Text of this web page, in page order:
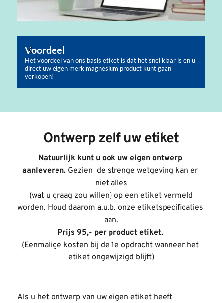
Voordeel
Het voordeel van ons basis etiket is dat het snel klaar is en u
direct uw eigen merk magnesium product kunt gaan
verkopen!
Ontwerp zelf uw etiket
Natuurlijk kunt u ook uw eigen ontwerp
aanleveren. Gezien  de strenge wetgeving kan er
niet alles
worden. Houd daarom a.u.b. onze etiketspecificaties
aan.
Prijs 95,- per product etiket.
(Eenmalige kosten bij de 1e opdracht wanneer het
etiket ongewijzigd blijft)
Als u het ontwerp van uw eigen etiket heeft